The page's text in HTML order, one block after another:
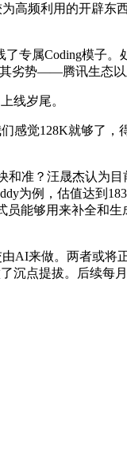
高频利用的开辟
属Coding模子
劣势——腾讯生态以
线岁尾。
觉128K就够了，
？汪晟杰认为
为例，估值达到
能够用来补全和
来做。两者或将
点提拔。后续每